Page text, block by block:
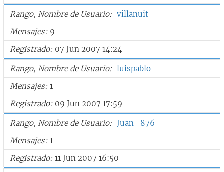
Rango, Nombre de Usuario
villanuit
Mensajes 9
Registrado 07 Jun 2007 14:24
Rango, Nombre de Usuario
luispablo
Mensajes 1
Registrado 09 Jun 2007 17:59
Rango, Nombre de Usuario
Juan_876
Mensajes 1
Registrado 11 Jun 2007 16:50